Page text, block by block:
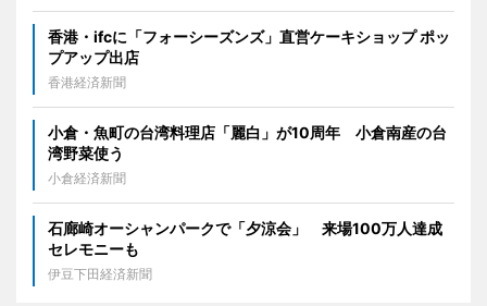
香港・ifcに「フォーシーズンズ」直営ケーキショップ ポッ
プアップ出店
香港経済新聞
小倉・魚町の台湾料理店「麗白」が10周年 小倉南産の台
湾野菜使う
小倉経済新聞
石廊崎オーシャンパークで「夕涼会」 来場100万人達成
セレモニーも
伊豆下田経済新聞